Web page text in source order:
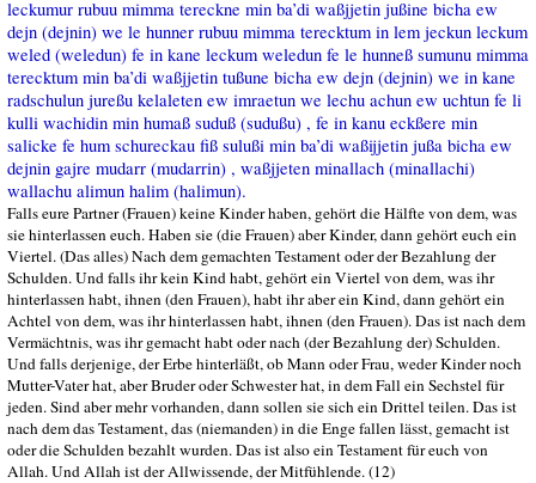
leckumur rubuu mimma tereckne min ba’di waßjjetin jußine bicha ew
dejn (dejnin) we le hunner rubuu mimma terecktum in lem jeckun leckum
weled (weledun) fe in kane leckum weledun fe le hunneß sumunu mimma
terecktum min ba’di waßjjetin tußune bicha ew dejn (dejnin) we in kane
radschulun jureßu kelaleten ew imraetun we lechu achun ew uchtun fe li
kulli wachidin min humaß suduß (sudußu) , fe in kanu eckßere min
salicke fe hum schureckau fiß sulußi min ba’di waßijjetin jußa bicha ew
dejnin gajre mudarr (mudarrin) , waßjjeten minallach (minallachi)
wallachu alimun halim (halimun).
Falls eure Partner (Frauen) keine Kinder haben, gehört die Hälfte von dem, was
sie hinterlassen euch. Haben sie (die Frauen) aber Kinder, dann gehört euch ein
Viertel. (Das alles) Nach dem gemachten Testament oder der Bezahlung der
Schulden. Und falls ihr kein Kind habt, gehört ein Viertel von dem, was ihr
hinterlassen habt, ihnen (den Frauen), habt ihr aber ein Kind, dann gehört ein
Achtel von dem, was ihr hinterlassen habt, ihnen (den Frauen). Das ist nach dem
Vermächtnis, was ihr gemacht habt oder nach (der Bezahlung der) Schulden.
Und falls derjenige, der Erbe hinterläßt, ob Mann oder Frau, weder Kinder noch
Mutter-Vater hat, aber Bruder oder Schwester hat, in dem Fall ein Sechstel für
jeden. Sind aber mehr vorhanden, dann sollen sie sich ein Drittel teilen. Das ist
nach dem das Testament, das (niemanden) in die Enge fallen lässt, gemacht ist
oder die Schulden bezahlt wurden. Das ist also ein Testament für euch von
Allah. Und Allah ist der Allwissende, der Mitfühlende. (12)